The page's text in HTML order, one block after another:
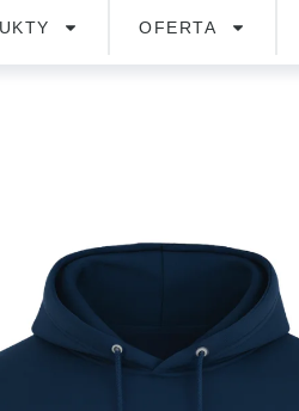
OFERTA